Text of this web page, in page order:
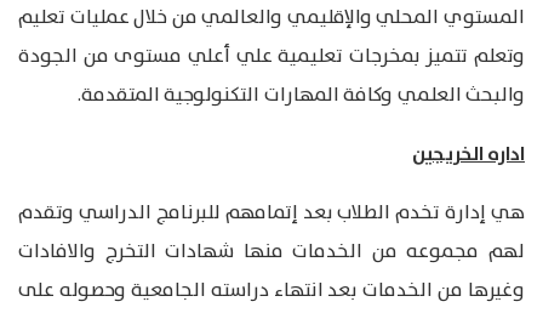
المستوي المحلي والإقليمي والعالمي من خلال عمليات تعليم
وتعلم تتميز بمخرجات تعليمية علي أعلي مستوى من الجودة
والبحث العلمي وكافة المهارات التكنولوجية المتقدمة.
اداره الخريجين
هي إدارة تخدم الطلاب بعد إتمامهم للبرنامج الدراسي وتقدم
لهم مجموعه من الخدمات منها شهادات التخرج والافادات
وغيرها من الخدمات بعد انتهاء دراسته الجامعية وحصوله على